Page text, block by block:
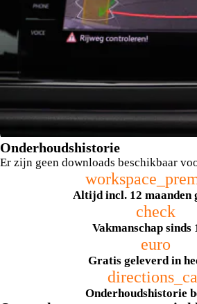
Achteruitrijcamera (Rear View)
Onderhoudshistorie
Er zijn geen downloads beschikbaar
Altijd incl. 12 maanden
check
Vakmanschap sinds
euro
Gratis geleverd in
Onderhoudshistorie